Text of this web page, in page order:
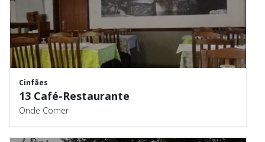
Cinfães
13 Café-Restaurante
Onde Comer